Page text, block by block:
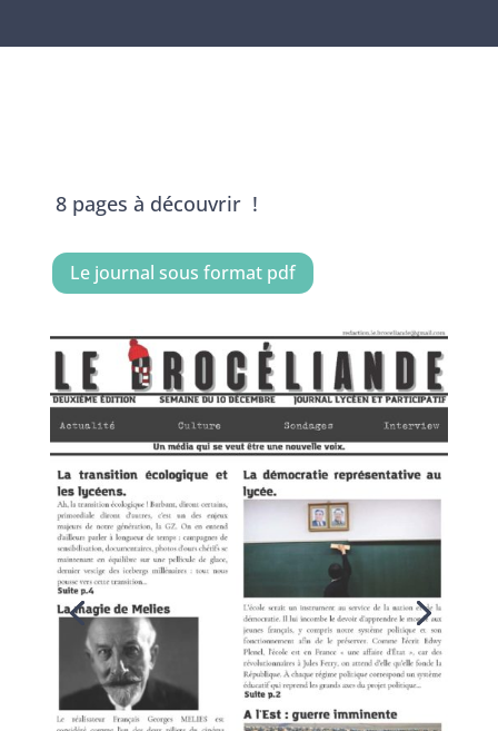
8 pages à découvrir !
Le journal sous format pdf